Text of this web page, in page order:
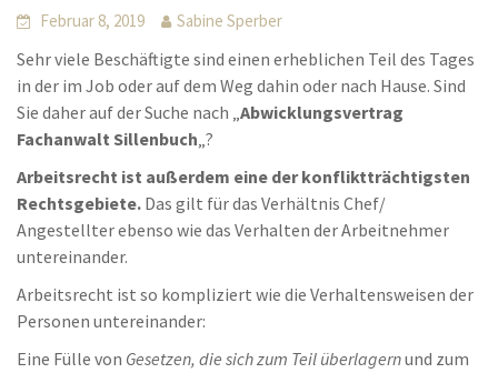
Februar 8, 2019 Sabine Sperber
Sehr viele Beschäftigte sind einen erheblichen Teil des Tages
in der im Job oder auf dem Weg dahin oder nach Hause. Sind
Sie daher auf der Suche nach „Abwicklungsvertrag
Fachanwalt Sillenbuch„?
Arbeitsrecht ist außerdem eine der konfliktträchtigsten
Rechtsgebiete. Das gilt für das Verhältnis Chef/
Angestellter ebenso wie das Verhalten der Arbeitnehmer
untereinander.
Arbeitsrecht ist so kompliziert wie die Verhaltensweisen der
Personen untereinander:
Eine Fülle von Gesetzen, die sich zum Teil überlagernund zum